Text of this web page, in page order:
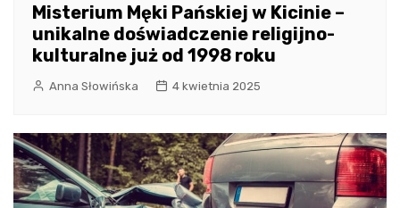
Misterium Męki Pańskiej w Kicinie –
unikalne doświadczenie religijno-
kulturalne już od 1998 roku
Anna Słowińska 4 kwietnia 2025